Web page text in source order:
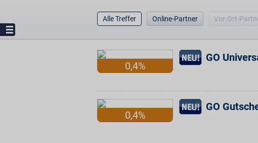
Alle Treffer Online-Partner Vor-Ort-
0,4%
GO
0,4%
GO